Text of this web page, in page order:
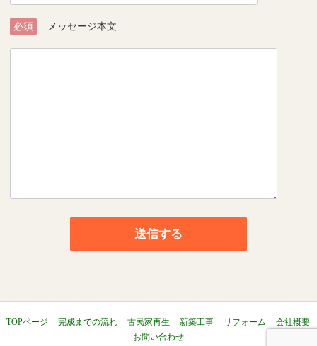
必須 メッセージ本文
TOPページ 完成までの流れ 古民家再生 新築工事 リフォーム
会社概要
お問い合わせ